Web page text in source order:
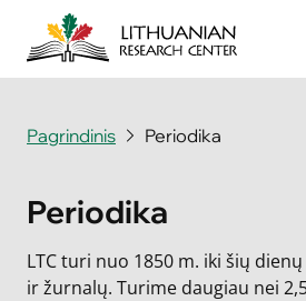
Archyvai
Periodika
Pagrindinis Periodika
Periodika
LTC turi nuo 1850 m. iki šių
ir žurnalų. Turime daugiau nei